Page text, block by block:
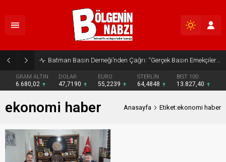
Batman Basın Derneği’nden Çağrı: “Gerçek Basın Emekçileri Desteklenmeli”
GRAM ALTIN
6.680,02
DOLAR
47,7190
EURO
55,2239
STERLİN
64,4848
BIST 100
13.827,40
ekonomi haber Anasayfa Etiket:ekonomi haber